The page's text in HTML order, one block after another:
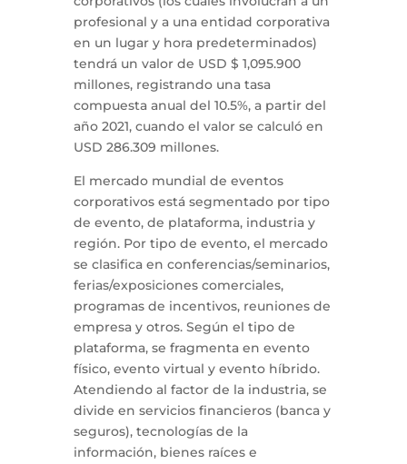
profesional y a una entidad corporativa
en un lugar y hora predeterminados)
tendrá un valor de USD $ 1,095.900
millones, registrando una tasa
compuesta anual del 10.5%, a partir del
año 2021, cuando el valor se calculó en
USD 286.309 millones.
El mercado mundial de eventos
corporativos está segmentado por tipo
de evento, de plataforma, industria y
región. Por tipo de evento, el mercado
se clasifica en conferencias/seminarios,
ferias/exposiciones comerciales,
programas de incentivos, reuniones de
empresa y otros. Según el tipo de
plataforma, se fragmenta en evento
físico, evento virtual y evento híbrido.
Atendiendo al factor de la industria, se
divide en servicios financieros (banca y
seguros), tecnologías de la
información, bienes raíces e